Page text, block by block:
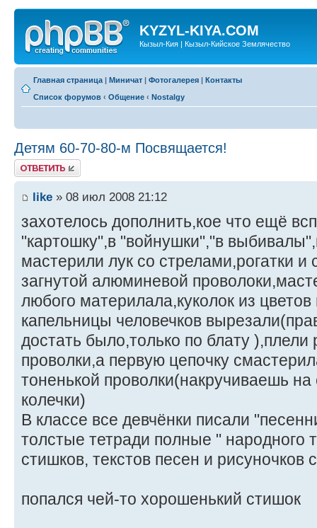
KYZYL-KIYA.COM
Кызыл-Кия | Кызыл-Кийское Землячество
Главная страница | Миничат | Фотогалерея | Контакты
Список форумов ‹ Общение ‹ Nostalgy
Детям 60-70-80-м Посвящается!
Ответить
like » 08 июл 2008 21:12
захотелось дополнить,кое что ещё
"картошку",в "войнушки","в
мастерили лук со стрелами,рогатки и
загнутой алюминевой
любого материлала,куколок из
капельницы человечков
достать было,только по блату ),плели
проволки,а первую цепочку
тоненькой проволки(накручиваешь
колечки)
В классе все девчёнки писали
толстые тетради полные " народного
стишков, текстов песен и рисуночков
попался чей-то хорошенький стишок